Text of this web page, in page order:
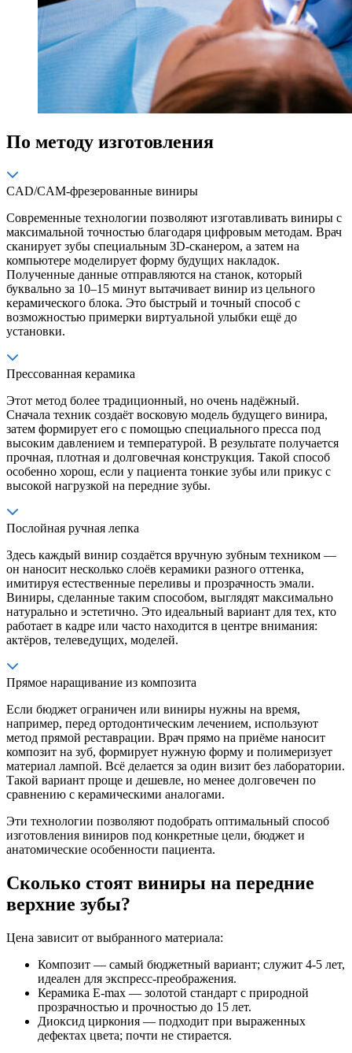
По методу изготовления
CAD/CAM-фрезерованные виниры
Современные технологии позволяют изготавливать виниры с
максимальной точностью благодаря цифровым методам. Врач
сканирует зубы специальным 3D-сканером, а затем на
компьютере моделирует форму будущих накладок.
Полученные данные отправляются на станок, который
буквально за 10–15 минут вытачивает винир из цельного
керамического блока. Это быстрый и точный способ с
возможностью примерки виртуальной улыбки ещё до
установки.
Прессованная керамика
Этот метод более традиционный, но очень надёжный.
Сначала техник создаёт восковую модель будущего винира,
затем формирует его с помощью специального пресса под
высоким давлением и температурой. В результате получается
прочная, плотная и долговечная конструкция. Такой способ
особенно хорош, если у пациента тонкие зубы или прикус с
высокой нагрузкой на передние зубы.
Послойная ручная лепка
Здесь каждый винир создаётся вручную зубным техником —
он наносит несколько слоёв керамики разного оттенка,
имитируя естественные переливы и прозрачность эмали.
Виниры, сделанные таким способом, выглядят максимально
натурально и эстетично. Это идеальный вариант для тех, кто
работает в кадре или часто находится в центре внимания:
актёров, телеведущих, моделей.
Прямое наращивание из композита
Если бюджет ограничен или виниры нужны на время,
например, перед ортодонтическим лечением, используют
метод прямой реставрации. Врач прямо на приёме наносит
композит на зуб, формирует нужную форму и полимеризует
материал лампой. Всё делается за один визит без лаборатории.
Такой вариант проще и дешевле, но менее долговечен по
сравнению с керамическими аналогами.
Эти технологии позволяют подобрать оптимальный способ
изготовления виниров под конкретные цели, бюджет и
анатомические особенности пациента.
Сколько стоят виниры на передние
верхние зубы?
Цена зависит от выбранного материала:
Композит — самый бюджетный вариант; служит 4‐5 лет,
идеален для экспресс‐преображения.
Керамика E‐max — золотой стандарт с природной
прозрачностью и прочностью до 15 лет.
Диоксид циркония — подходит при выраженных
дефектах цвета; почти не стирается.